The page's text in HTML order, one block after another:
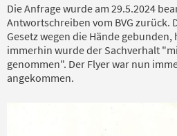
Die Anfrage wurde am 29.5.2024
Antwortschreiben vom BVG zurück.
Gesetz wegen die Hände
immerhin wurde der Sachverhalt
genommen". Der Flyer war nun
angekommen.